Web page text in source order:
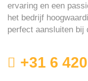
ervaring en een
het bedrijf
perfect aansluiten bij
+31 6